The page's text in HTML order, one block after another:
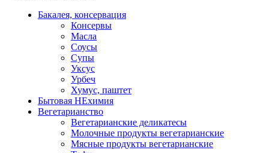
Бакалея, консервация
Консервы
Масла
Соусы
Супы
Уксус
Урбеч
Хумус, паштет
Бытовая НЕхимия
Вегетарианство
Вегетарианские деликатесы
Молочные продукты вегетарианские
Мясные продукты вегетарианские